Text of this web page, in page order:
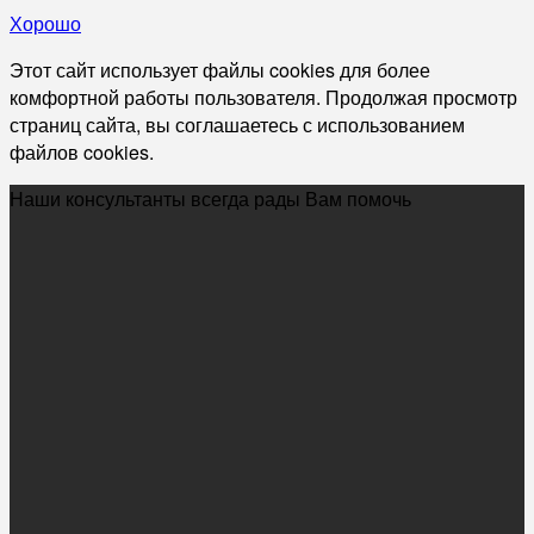
Хорошо
Этот сайт использует файлы cookies для более
комфортной работы пользователя. Продолжая просмотр
страниц сайта, вы соглашаетесь с использованием
файлов cookies.
Наши консультанты всегда рады Вам помочь